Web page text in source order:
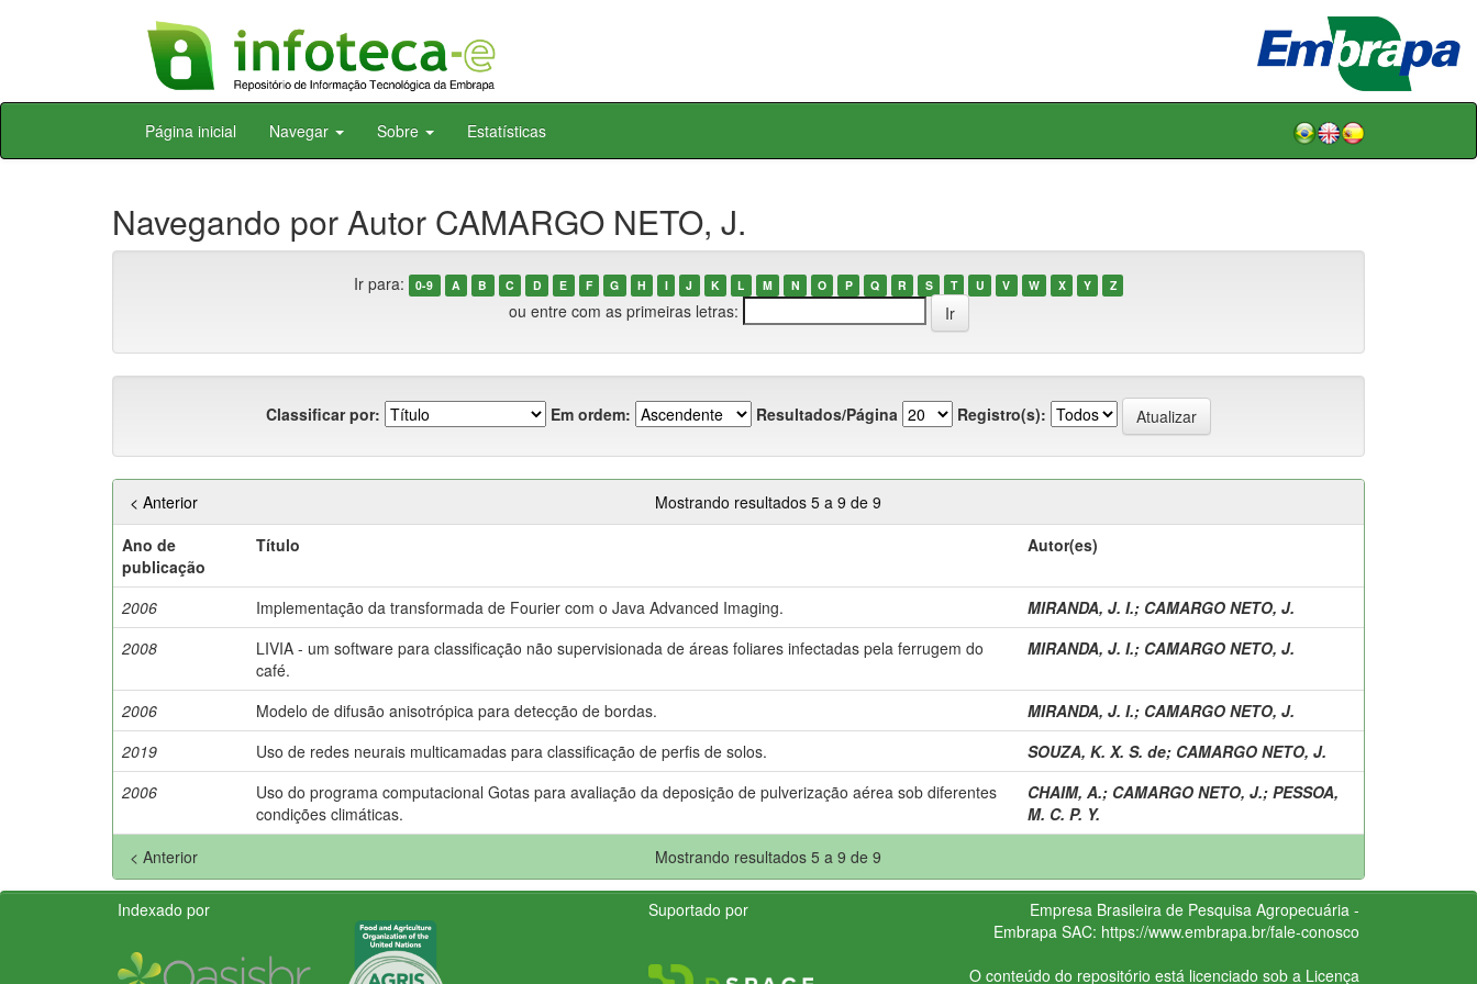
Skip
Página inicial Navegar Sobre Estatísticas
Navegando por Autor CAMARGO NETO, J.
Ir para: 0-9 A B C D E F G H I J K L M N O P Q R S T U V W X Y Z
ou entre com as primeiras letras:
Classificar por: Em ordem: Resultados/Página Registro(s):
Mostrando resultados 5 a 9 de 9
< Anterior
Ano de
publicação
Título Autor(es)
2006 Implementação da transformada de Fourier com o Java Advanced Imaging. MIRANDA, J. I.; CAMARGO NETO, J.
2008
LIVIA - um software para classificação não supervisionada de áreas foliares infectadas pela ferrugem do
café.
MIRANDA, J. I.; CAMARGO NETO, J.
2006 Modelo de difusão anisotrópica para detecção de bordas. MIRANDA, J. I.; CAMARGO NETO, J.
2019
Uso de redes neurais multicamadas para classificação de perfis de solos. SOUZA, K. X. S. de; CAMARGO NETO, J.
2006
Uso do programa computacional Gotas para avaliação da deposição de pulverização aérea sob diferentes
condições climáticas.
CHAIM, A.; CAMARGO NETO, J.; PESSOA,
M. C. P. Y.
Mostrando resultados 5 a 9 de 9
< Anterior
Indexado por Suportado por
Empresa Brasileira de Pesquisa Agropecuária -
Embrapa SAC: https://www.embrapa.br/fale-conosco
O conteúdo do repositório está licenciado sob a Licença